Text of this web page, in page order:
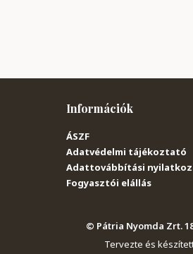
Információk
ÁSZF
Adatvédelmi tájékoztató
Adattovábbítási
Fogyasztói elállás
© Pátria Nyomda Zrt.
Tervezte és